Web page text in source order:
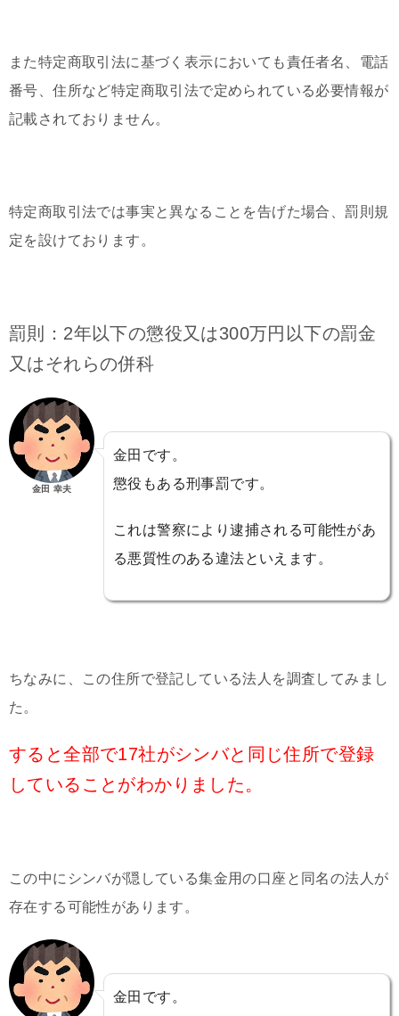
また特定商取引法に基づく表示においても責任者名、電話
番号、住所など特定商取引法で定められている必要情報が
記載されておりません。
特定商取引法では事実と異なることを告げた場合、罰則規
定を設けております。
罰則：2年以下の懲役又は300万円以下の罰金
又はそれらの併科
金田 幸夫
金田です。
懲役もある刑事罰です。
これは警察により逮捕される可能性があ
る悪質性のある違法といえます。
ちなみに、この住所で登記している法人を調査してみまし
た。
すると全部で17社がシンバと同じ住所で登録
していることがわかりました。
この中にシンバが隠している集金用の口座と同名の法人が
存在する可能性があります。
金田です。